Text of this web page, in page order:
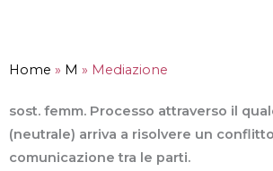
Home » M » Mediazione
sost. femm. Processo attraverso il
(neutrale) arriva a risolvere un
comunicazione tra le parti.